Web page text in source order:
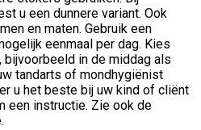
u een dunnere variant. Ook
en maten. Gebruik een
eenmaal per dag. Kies
in de middag als
tandarts of mondhygiënist
u het beste bij uw kind of cliënt
een instructie. Zie ook de